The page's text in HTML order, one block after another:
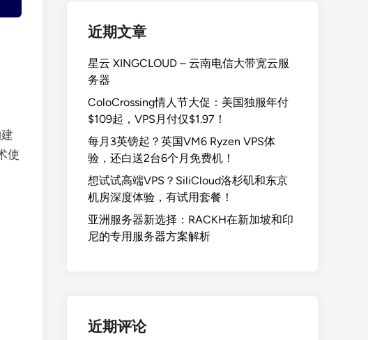
使
近期文章
星云 XINGCLOUD – 云南电信大带宽云服
务器
ColoCrossing情人节大促：美国独服年付
$109起，VPS月付仅$1.97！
每月3英镑起？英国VM6 Ryzen VPS体
验，还白送2台6个月免费机！
想试试高端VPS？SiliCloud洛杉矶和东京
机房深度体验，有试用套餐！
亚洲服务器新选择：RACKH在新加坡和印
尼的专用服务器方案解析
近期评论